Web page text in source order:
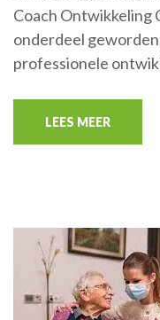
Coach Ontwikkeling
onderdeel
professionele
LEES MEER